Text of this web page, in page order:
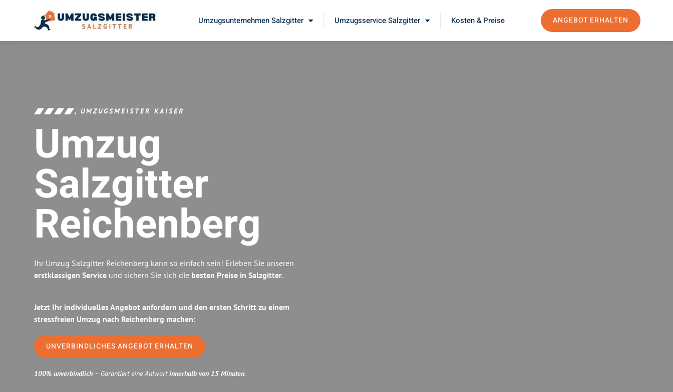
Umzugsunternehmen Salzgitter Umzugsservice Salzgitter Kosten & Preise ANGEBOT ERHALTEN
UMZUGSMEISTER KAISER
Umzug
Salzgitter
Reichenberg
Ihr Umzug Salzgitter Reichenberg kann so einfach sein! Erleben Sie unseren
erstklassigen Service und sichern Sie sich die besten Preise in Salzgitter.
Jetzt Ihr individuelles Angebot anfordern und den ersten Schritt zu einem
stressfreien Umzug nach Reichenberg machen:
UNVERBINDLICHES ANGEBOT ERHALTEN
100% unverbindlich – Garantiert eine Antwortinnerhalb von 15 Minuten.